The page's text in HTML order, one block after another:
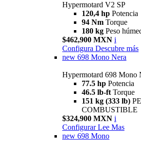
Hypermotard V2 SP
120,4 hp Potencia
94 Nm Torque
180 kg Peso
$462,900 MXN i
Configura Descubre más
new 698 Mono Nera
Hypermotard 698 Mono
77.5 hp Potencia
46.5 lb-ft Torque
151 kg (333 lb)
COMBUSTIBLE
$324,900 MXN i
Configurar Lee Mas
new 698 Mono